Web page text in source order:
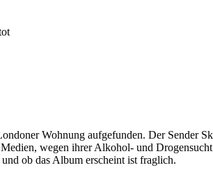
Wohnung aufgefunden. Der Sender
wegen ihrer Alkohol- und
ob das Album erscheint ist fraglich.